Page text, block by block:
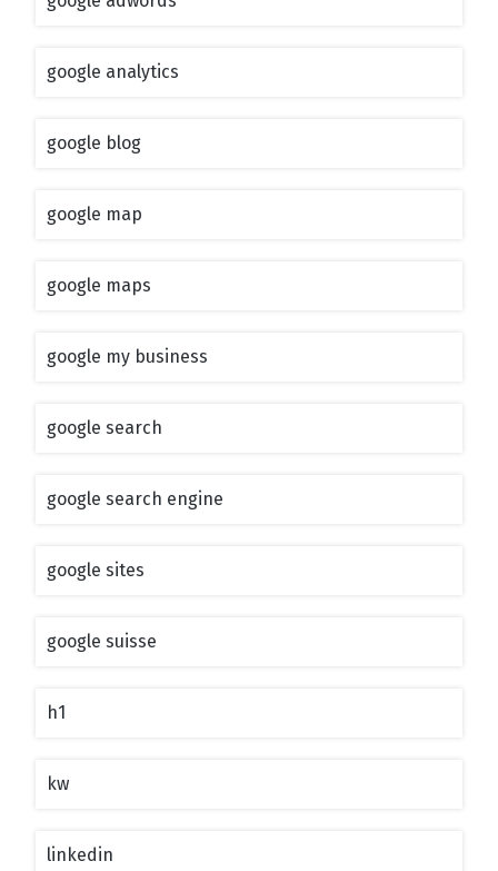
google analytics
google blog
google map
google maps
google my business
google search
google search engine
google sites
google suisse
h1
kw
linkedin